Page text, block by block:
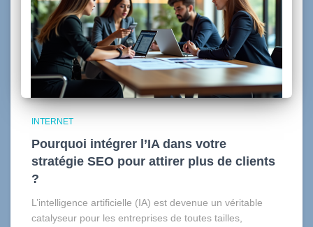
INTERNET
Pourquoi intégrer l’IA dans votre
stratégie SEO pour attirer plus de clients
?
L’intelligence artificielle (IA) est devenue un véritable
catalyseur pour les entreprises de toutes tailles,